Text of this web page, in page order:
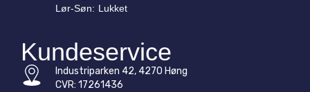
Lør-Søn: Lukket
Kundeservice
Industriparken 42, 4270 Høng
CVR: 17261436